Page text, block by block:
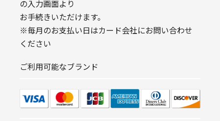
の入力画面より
お手続きいただけます。
※毎月のお支払い日はカード会社にお問い合わせ
ください
ご利用可能なブランド